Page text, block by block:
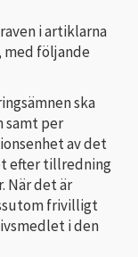
i artiklarna
med följande
ska
samt per
av det
efter tillredning
När det är
frivilligt
i den